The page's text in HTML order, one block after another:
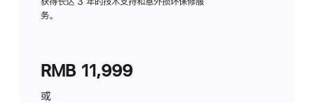
务。
RMB 11,999
或